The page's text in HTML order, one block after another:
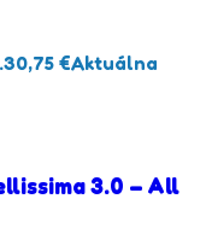
30,75 €Aktuálna
3.0 – All